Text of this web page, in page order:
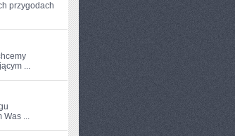
przygodach
...
Was ...